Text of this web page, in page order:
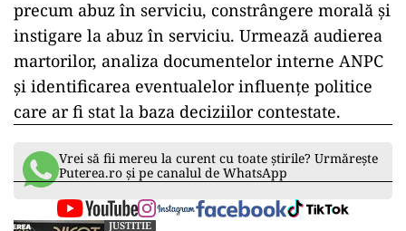
precum abuz în serviciu, constrângere morală și
instigare la abuz în serviciu. Urmează audierea
martorilor, analiza documentelor interne ANPC
și identificarea eventualelor influențe politice
care ar fi stat la baza deciziilor contestate.
Vrei să fii mereu la curent cu toate știrile? Urmărește
Puterea.ro și pe canalul de WhatsApp
JUSTITIE